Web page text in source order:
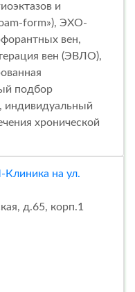
и
form»), ЭХО-
вен,
вен (ЭВЛО),
подбор
индивидуальный
хронической
на ул.
д.65, корп.1